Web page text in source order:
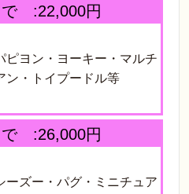
で :22,000円
ピヨン・ヨーキー・マルチ
ン・トイプードル等
で :26,000円
ーズー・パグ・ミニチュア